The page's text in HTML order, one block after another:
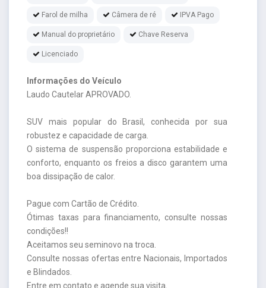
Farol de milha Câmera de ré IPVA Pago
Manual do proprietário Chave Reserva
Licenciado
Informações do Veículo
Laudo Cautelar APROVADO.
SUV mais popular do Brasil, conhecida por sua
robustez e capacidade de carga.
O sistema de suspensão proporciona estabilidade e
conforto, enquanto os freios a disco garantem uma
boa dissipação de calor.
Pague com Cartão de Crédito.
Ótimas taxas para financiamento, consulte nossas
condições!!
Aceitamos seu seminovo na troca.
Consulte nossas ofertas entre Nacionais, Importados
e Blindados.
Entre em contato e agende sua visita.